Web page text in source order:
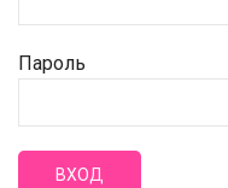
Пароль